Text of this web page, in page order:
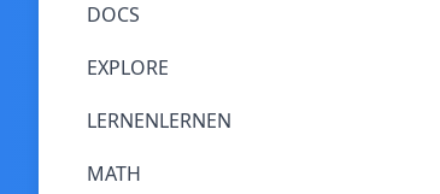
DOCS
EXPLORE
LERNENLERNEN
MATH